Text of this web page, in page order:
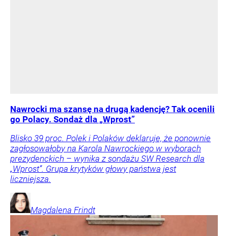
Nawrocki ma szansę na drugą kadencję? Tak ocenili
go Polacy. Sondaż dla „Wprost”
Blisko 39 proc. Polek i Polaków deklaruje, że ponownie
zagłosowałoby na Karola Nawrockiego w wyborach
prezydenckich – wynika z sondażu SW Research dla
„Wprost”. Grupa krytyków głowy państwa jest
liczniejsza.
Magdalena Frindt